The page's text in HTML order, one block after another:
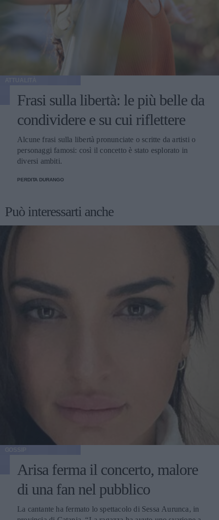
Frasi sulla libertà: le più belle da
condividere e su cui riflettere
Alcune frasi sulla libertà pronunciate o scritte da artisti o
personaggi famosi: così il concetto è stato esplorato in
diversi ambiti.
PERDITA DURANGO
Può interessarti anche
Arisa ferma il concerto, malore
di una fan nel pubblico
La cantante ha fermato lo spettacolo di Sessa Aurunca, in